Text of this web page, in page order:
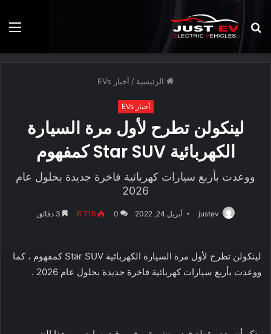
بحث
عن
الرئيسية / أخبار EVs
أخبار EVs
لينكولن تطرح لأول مرة السيارة
الكهربائية Star SUV كمفهوم
ووعدت بأربع سيارات كهربائية فاخرة جديدة بحلول عام
2026
justev أبريل 24, 2022 0 6٬716
لينكولن تطرح لأول مرة السيارة الكهربائية Star SUV كمفهوم ، كما
ووعدت بأربع سيارات كهربائية فاخرة جديدة بحلول عام 2026 .